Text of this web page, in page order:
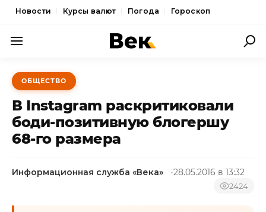
Новости Курсы валют Погода Гороскоп
ПОЛИТИКА
ЭКОНОМИКА
ОБЩЕСТВО
СПОРТ
ОБЩЕСТВО
В Instagram раскритиковали
боди-позитивную блогершу
68-го размера
Информационная служба «Века» 28.05.2016 в 13:32
2424